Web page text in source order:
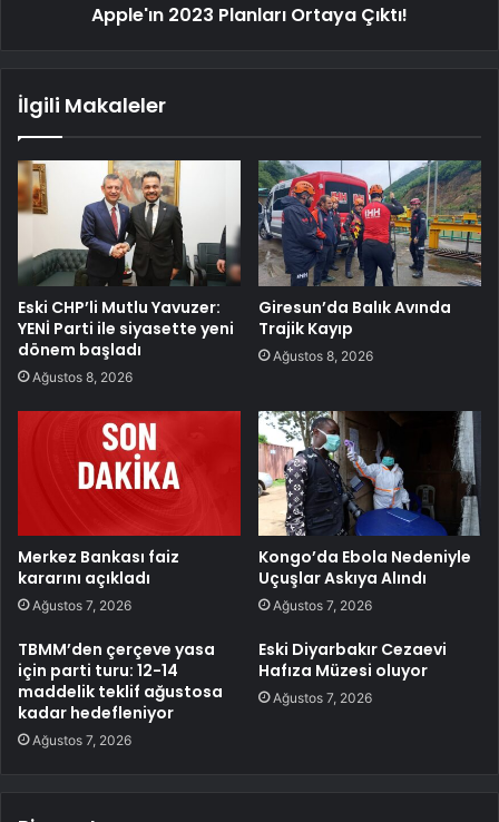
Apple'ın 2023 Planları Ortaya Çıktı!
İlgili Makaleler
Eski CHP’li Mutlu Yavuzer:
YENİ Parti ile siyasette yeni
dönem başladı
Ağustos 8, 2026
Giresun’da Balık Avında
Trajik Kayıp
Ağustos 8, 2026
Merkez Bankası faiz
kararını açıkladı
Ağustos 7, 2026
Kongo’da Ebola Nedeniyle
Uçuşlar Askıya Alındı
Ağustos 7, 2026
TBMM’den çerçeve yasa
için parti turu: 12-14
maddelik teklif ağustosa
kadar hedefleniyor
Ağustos 7, 2026
Eski Diyarbakır Cezaevi
Hafıza Müzesi oluyor
Ağustos 7, 2026